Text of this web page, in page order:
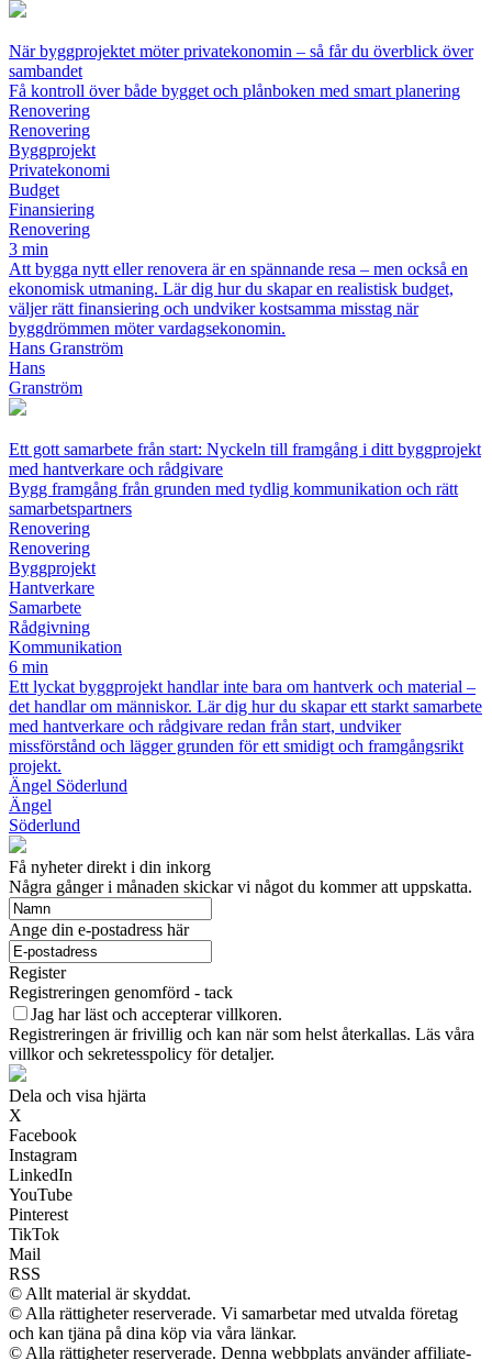
När byggprojektet möter privatekonomin – så får du överblick över
sambandet
Få kontroll över både bygget och plånboken med smart planering
Renovering
Renovering
Byggprojekt
Privatekonomi
Budget
Finansiering
Renovering
3 min
Att bygga nytt eller renovera är en spännande resa – men också en
ekonomisk utmaning. Lär dig hur du skapar en realistisk budget,
väljer rätt finansiering och undviker kostsamma misstag när
byggdrömmen möter vardagsekonomin.
Hans Granström
Hans
Granström
Ett gott samarbete från start: Nyckeln till framgång i ditt byggprojekt
med hantverkare och rådgivare
Bygg framgång från grunden med tydlig kommunikation och rätt
samarbetspartners
Renovering
Renovering
Byggprojekt
Hantverkare
Samarbete
Rådgivning
Kommunikation
6 min
Ett lyckat byggprojekt handlar inte bara om hantverk och material –
det handlar om människor. Lär dig hur du skapar ett starkt samarbete
med hantverkare och rådgivare redan från start, undviker
missförstånd och lägger grunden för ett smidigt och framgångsrikt
projekt.
Ängel Söderlund
Ängel
Söderlund
Få nyheter direkt i din inkorg
Några gånger i månaden skickar vi något du kommer att uppskatta.
Ange din e-postadress här
Register
Registreringen genomförd - tack
Jag har läst och accepterar villkoren.
Registreringen är frivillig och kan när som helst återkallas. Läs våra
villkor och sekretesspolicy för detaljer.
Dela och visa hjärta
X
Facebook
Instagram
LinkedIn
YouTube
Pinterest
TikTok
Mail
RSS
© Allt material är skyddat.
© Alla rättigheter reserverade. Vi samarbetar med utvalda företag
och kan tjäna på dina köp via våra länkar.
© Alla rättigheter reserverade. Denna webbplats använder affiliate-